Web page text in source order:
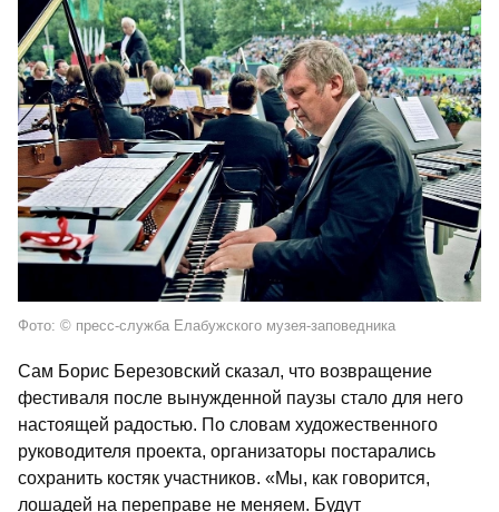
Фото: © пресс-служба Елабужского музея-заповедника
Сам Борис Березовский сказал, что возвращение
фестиваля после вынужденной паузы стало для него
настоящей радостью. По словам художественного
руководителя проекта, организаторы постарались
сохранить костяк участников. «Мы, как говорится,
лошадей на переправе не меняем. Будут